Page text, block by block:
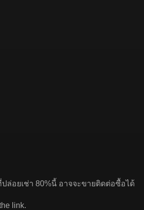
ล่อยเช่า 80%นี้ อาจจะขายติดต่อซื้อได้
link.